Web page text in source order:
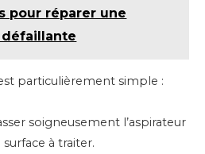
pour réparer une
particulièrement simple :
soigneusement l’aspirateur
à traiter.